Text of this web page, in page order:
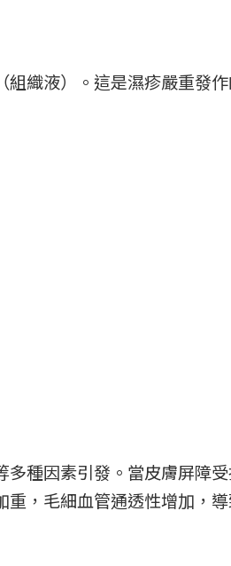
織液）。這是濕疹嚴重發
種因素引發。當皮膚屏障
，毛細血管通透性增加，